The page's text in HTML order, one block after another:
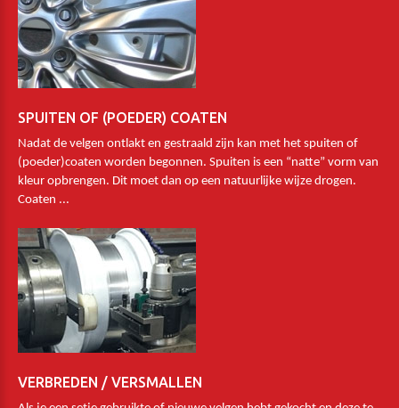
SPUITEN OF (POEDER) COATEN
Nadat de velgen ontlakt en gestraald zijn kan met het spuiten of
(poeder)coaten worden begonnen. Spuiten is een “natte” vorm van
kleur opbrengen. Dit moet dan op een natuurlijke wijze drogen.
Coaten ...
VERBREDEN / VERSMALLEN